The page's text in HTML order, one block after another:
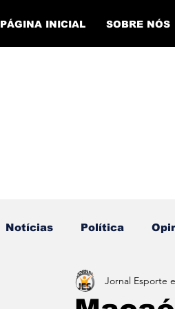
PÁGINA INICIAL SOBRE NÓS
Notícias Política
Eventos Cursos
Jornal Esporte